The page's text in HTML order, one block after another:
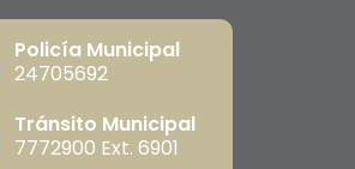
Policía Municipal
24705692
Tránsito Municipal
7772900 Ext. 6901